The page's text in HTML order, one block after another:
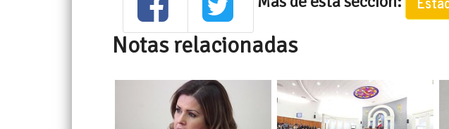
Notas relacionadas